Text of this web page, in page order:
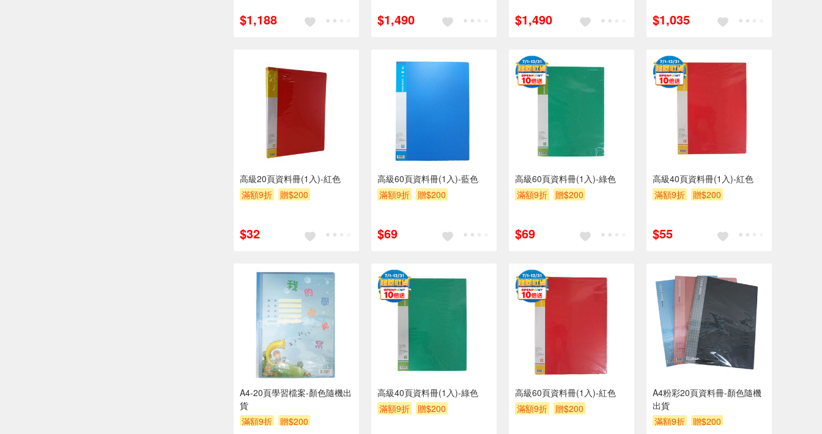
$1,188 $1,490 $1,490 $1,035
高級20頁資料冊(1入)-紅色
滿額9折
贈$200
$32
高級60頁資料冊(1入)-藍色
滿額9折
贈$200
$69
高級60頁資料冊(1入)-綠色
滿額9折
贈$200
$69
高級40頁資料冊(1入)-紅色
滿額9折
贈$200
$55
A4-20頁學習檔案-顏色隨機出
貨
滿額9折
贈$200
高級40頁資料冊(1入)-綠色
滿額9折
贈$200
高級60頁資料冊(1入)-紅色
滿額9折
贈$200
A4粉彩20頁資料冊-顏色隨機
出貨
滿額9折
贈$200